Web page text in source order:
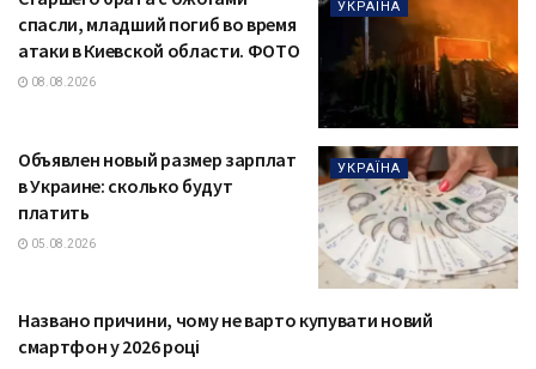
УКРАЇНА
спасли, младший погиб во время
атаки в Киевской области. ФОТО
08.08.2026
УКРАЇНА
Объявлен новый размер зарплат
в Украине: сколько будут
платить
05.08.2026
ТЕХНОЛОГІЇ
Названо причини, чому не варто купувати новий
смартфон у 2026 році